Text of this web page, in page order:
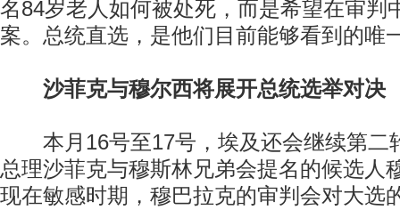
名84岁老人如何被处死，而是希望在审判
案。总统直选，是他们目前能够看到的唯
沙菲克与穆尔西将展开总统选举对决
本月16号至17号，埃及还会继续第二
总理沙菲克与穆斯林兄弟会提名的候选人
现在敏感时期，穆巴拉克的审判会对大选